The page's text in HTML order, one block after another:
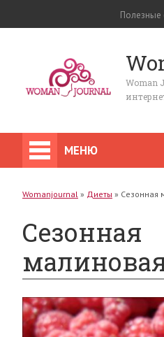
Полезные
Woman
МЕНЮ
Womanjournal » Диеты » Сезонная
Сезонная